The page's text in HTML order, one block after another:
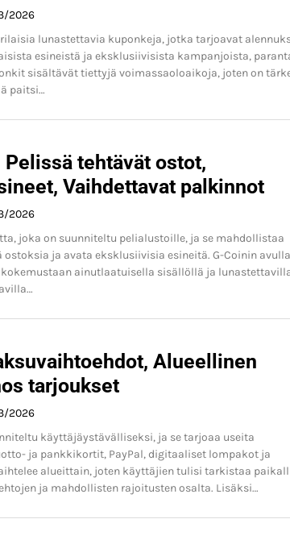
2026
lunastettavia kuponkeja, jotka tarjoavat
esineistä ja eksklusiivisista kampanjoista,
sisältävät tiettyjä voimassaoloaikoja, joten on
paitsi…
tehtävät ostot,
Vaihdettavat palkinnot
2026
joka on suunniteltu pelialustoille, ja se mahdollistaa
ja avata eksklusiivisia esineitä. G-Coinin avulla
ainutlaatuisella sisällöllä ja
Alueellinen
tarjoukset
2026
käyttäjäystävälliseksi, ja se tarjoaa useita
ja pankkikortit, PayPal, digitaaliset lompakot ja
alueittain, joten käyttäjien tulisi tarkistaa
ja mahdollisten rajoitusten osalta. Lisäksi…